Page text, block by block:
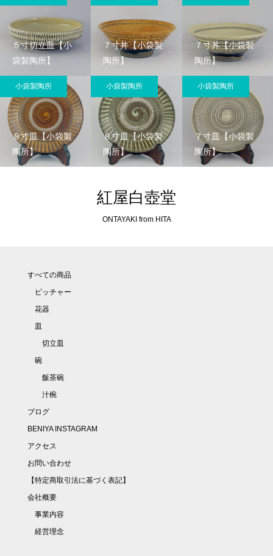
５寸切立皿【小
袋製陶所】
７寸丼【小袋製
陶所】
７寸丼【小袋製
陶所】
８寸皿【小袋製
陶所】
小袋製陶所
８寸皿【小袋製
陶所】
小袋製陶所
７寸皿【小袋製
陶所】
小袋製陶所
紅屋白壺堂
ONTAYAKI from HITA
すべての商品
ピッチャー
花器
皿
切立皿
碗
飯茶碗
汁椀
ブログ
BENIYA INSTAGRAM
アクセス
お問い合わせ
【特定商取引法に基づく表記】
会社概要
事業内容
経営理念